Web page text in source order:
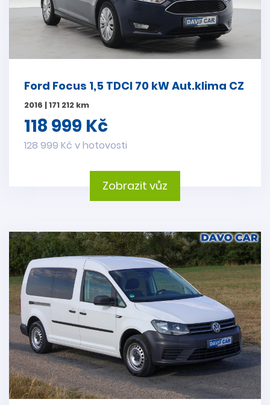
Ford Focus 1,5 TDCI 70 kW Aut.klima CZ
2016 | 171 212 km
118 999 Kč
128 999 Kč v hotovosti
Zobrazit vůz